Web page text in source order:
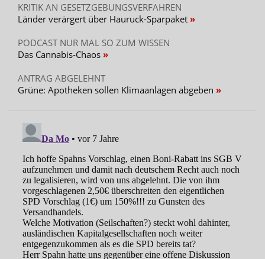
KRITIK AN GESETZGEBUNGSVERFAHREN
Länder verärgert über Hauruck-Sparpaket
PODCAST NUR MAL SO ZUM WISSEN
Das Cannabis-Chaos
ANTRAG ABGELEHNT
Grüne: Apotheken sollen Klimaanlagen abgeben